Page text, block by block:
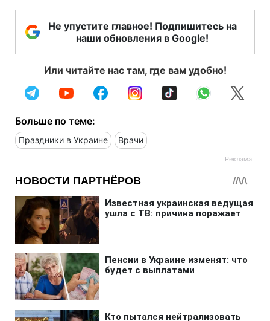
Не упустите главное! Подпишитесь на
наши обновления в Google!
Или читайте нас там, где вам удобно!
Больше по теме:
Праздники в Украине Врачи